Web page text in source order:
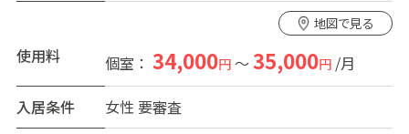
地図で見る
使用料 個室： 34,000円～35,000円/月
入居条件
女性 要審査